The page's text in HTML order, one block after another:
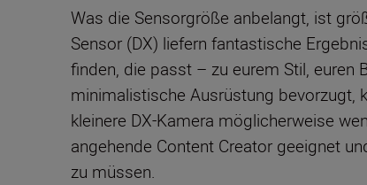
Was die Sensorgröße anbelangt, ist
Sensor (DX) liefern fantastische
finden, die passt – zu eurem Stil, euren
minimalistische Ausrüstung bevorzugt,
kleinere DX-Kamera möglicherweise
angehende Content Creator geeignet
zu müssen.